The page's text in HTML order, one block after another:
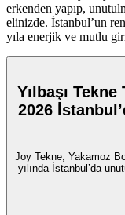
erkenden yapıp,
elinizde. İstanbul’un
yıla enerjik ve mutlu
Yılbaşı
2026
Joy Tekne, Yakamoz
yılında İstanbul’da